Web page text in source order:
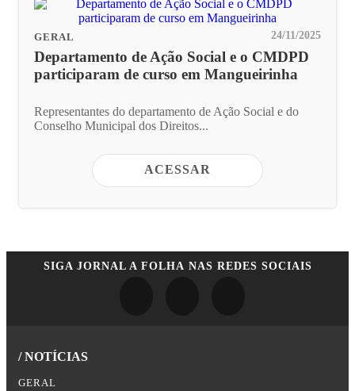
GERAL 24/11/2025
Departamento de Ação Social e o CMDPD
participaram de curso em Mangueirinha
Representantes do departamento de Ação Social e do
Conselho Municipal dos Direitos...
ACESSAR
SIGA JORNAL A FOLHA NAS REDES SOCIAIS
/ NOTÍCIAS
GERAL